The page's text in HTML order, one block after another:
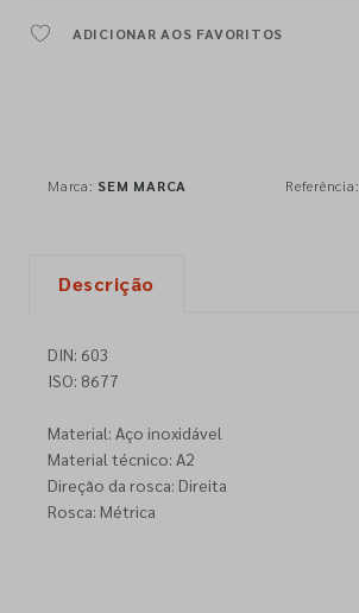
ADICIONAR AOS FAVORITOS
Marca: SEM MARCA Referência:
Descrição
DIN: 603
ISO: 8677
Material: Aço inoxidável
Material técnico: A2
Direção da rosca: Direita
Rosca: Métrica